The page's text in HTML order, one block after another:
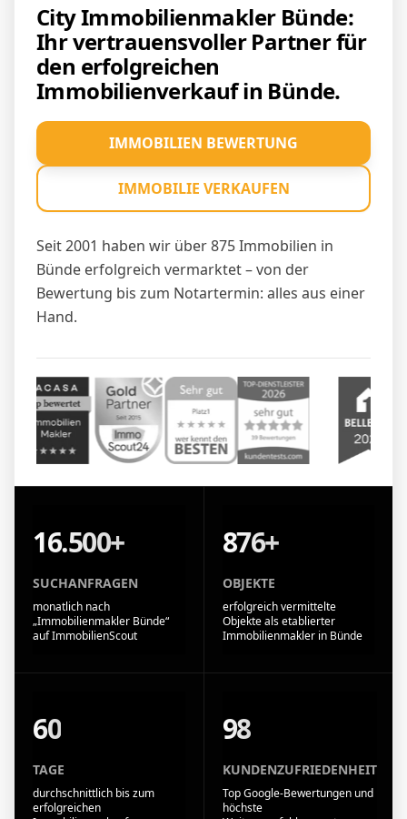
City Immobilienmakler Bünde:
Ihr vertrauensvoller Partner für
den erfolgreichen
Immobilienverkauf in Bünde.
Seit 2001 haben wir über 875 Immobilien in
Bünde erfolgreich vermarktet – von der
Bewertung bis zum Notartermin: alles aus einer
Hand.
IMMOBILIEN BEWERTUNG
IMMOBILIE VERKAUFEN
16.500+
SUCHANFRAGEN
monatlich nach
„Immobilienmakler Bünde“
auf ImmobilienScout
876+
OBJEKTE
erfolgreich vermittelte
Objekte als etablierter
Immobilienmakler in Bünde
60
TAGE
durchschnittlich bis zum
erfolgreichen
98
KUNDENZUFRIEDENHEIT
Top Google-Bewertungen und
höchste